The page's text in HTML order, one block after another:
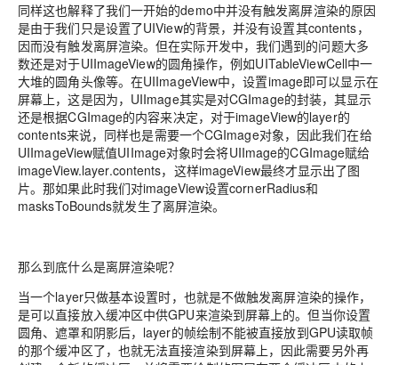
同样这也解释了我们一开始的demo中并没有触发离屏渲染的原因
是由于我们只是设置了UIView的背景，并没有设置其contents，
因而没有触发离屏渲染。但在实际开发中，我们遇到的问题大多
数还是对于UIImageView的圆角操作，例如UITableViewCell中一
大堆的圆角头像等。在UIImageView中，设置image即可以显示在
屏幕上，这是因为，UIImage其实是对CGImage的封装，其显示
还是根据CGImage的内容来决定，对于imageView的layer的
contents来说，同样也是需要一个CGImage对象，因此我们在给
UIImageView赋值UIImage对象时会将UIImage的CGImage赋给
imageView.layer.contents，这样imageView最终才显示出了图
片。那如果此时我们对imageView设置cornerRadius和
masksToBounds就发生了离屏渲染。
那么到底什么是离屏渲染呢？
当一个layer只做基本设置时，也就是不做触发离屏渲染的操作，
是可以直接放入缓冲区中供GPU来渲染到屏幕上的。但当你设置
圆角、遮罩和阴影后，layer的帧绘制不能被直接放到GPU读取帧
的那个缓冲区了，也就无法直接渲染到屏幕上，因此需要另外再